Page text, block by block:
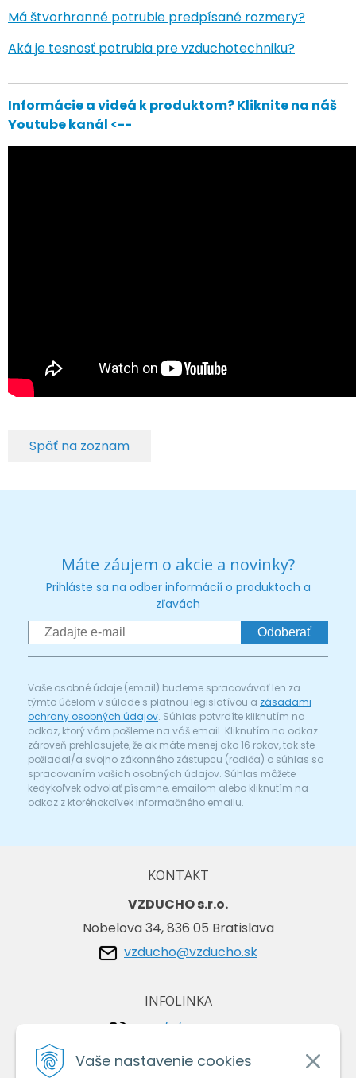
Vaše nastavenie cookies
Má štvorhranné potrubie predpísané rozmery?
Aká je tesnosť potrubia pre vzduchotechniku?
Informácie a videá k produktom? Kliknite na náš
Youtube kanál <--
Späť na zoznam
Máte záujem o akcie a novinky?
Prihláste sa na odber informácií o produktoch a
zľavách
Odoberať
Vaše osobné údaje (email) budeme spracovávať len za
týmto účelom v súlade s platnou legislatívou a zásadami
ochrany osobných údajov. Súhlas potvrdíte kliknutím na
odkaz, ktorý vám pošleme na váš email. Kliknutím na odkaz
zároveň prehlasujete, že ak máte menej ako 16 rokov, tak ste
požiadal/a svojho zákonného zástupcu (rodiča) o súhlas so
spracovaním vašich osobných údajov. Súhlas môžete
kedykoľvek odvolať písomne, emailom alebo kliknutím na
odkaz z ktoréhokoľvek informačného emailu.
KONTAKT
VZDUCHO s.r.o.
Nobelova 34, 836 05 Bratislava
vzducho@vzducho.sk
INFOLINKA
+421/2/4464 0134
+421/903 729 042